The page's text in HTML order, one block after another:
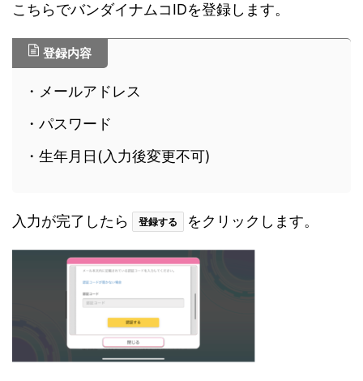
こちらでバンダイナムコIDを登録します。
登録内容
・メールアドレス
・パスワード
・生年月日(入力後変更不可)
入力が完了したら 登録する をクリックします。